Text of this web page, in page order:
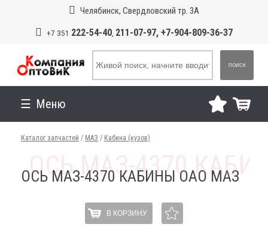
Челябинск, Свердловский тр. 3А
+7 351 222-54-40, 211-07-97, +7-904-809-36-37
ПОИСК
Меню
Каталог запчастей / МАЗ / Кабина (кузов)
ОСЬ МАЗ-4370 КАБИНЫ ОАО МАЗ
В КОРЗИНУ